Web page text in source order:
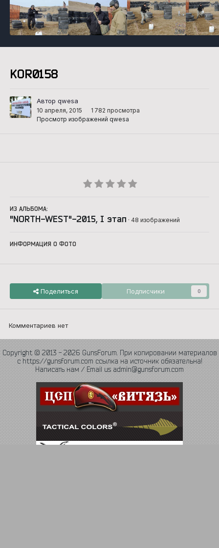
KOR0158
Автор qwesa
10 апреля, 2015
1 782 просмотра
Просмотр изображений qwesa
ИЗ АЛЬБОМА:
"NORTH-WEST"-2015, I этап · 48 изображений
ИНФОРМАЦИЯ О ФОТО
Поделиться Подписчики 0
Комментариев нет
Copyright © 2013 - 2026 GunsForum. При копировании материалов
с https://gunsforum.com ссылка на источник обязательна!
Написать нам / Email us admin@gunsforum.com